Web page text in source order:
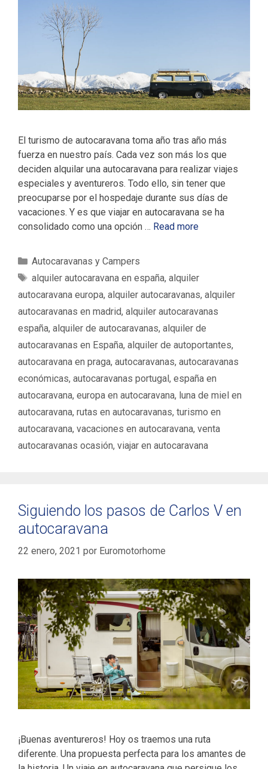
El turismo de autocaravana toma año tras año más
fuerza en nuestro país. Cada vez son más los que
deciden alquilar una autocaravana para realizar viajes
especiales y aventureros. Todo ello, sin tener que
preocuparse por el hospedaje durante sus días de
vacaciones. Y es que viajar en autocaravana se ha
consolidado como una opción … Read more
C
a
g
o
r
í
a
Autocaravanas y Campers
E
t
u
e
t
a
s
alquiler autocaravana en españa, alquiler
autocaravana europa, alquiler autocaravanas, alquiler
autocaravanas en madrid, alquiler autocaravanas
españa, alquiler de autocaravanas, alquiler de
autocaravanas en España, alquiler de autoportantes,
autocaravana en praga, autocaravanas, autocaravanas
económicas, autocaravanas portugal, españa en
autocaravana, europa en autocaravana, luna de miel en
autocaravana, rutas en autocaravanas, turismo en
autocaravana, vacaciones en autocaravana, venta
autocaravanas ocasión, viajar en autocaravana
Siguiendo los pasos de Carlos V en
autocaravana
22 enero, 2021 por Euromotorhome
¡Buenas aventureros! Hoy os traemos una ruta
diferente. Una propuesta perfecta para los amantes de